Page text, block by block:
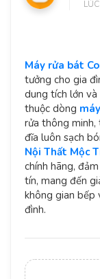
Máy rửa bát
tưởng cho gia
dung tích lớn và
thuộc dòng
rửa thông minh,
đĩa luôn sạch
Nội Thất Mộc
chính hãng,
tín, mang đến
không gian bếp
đình.